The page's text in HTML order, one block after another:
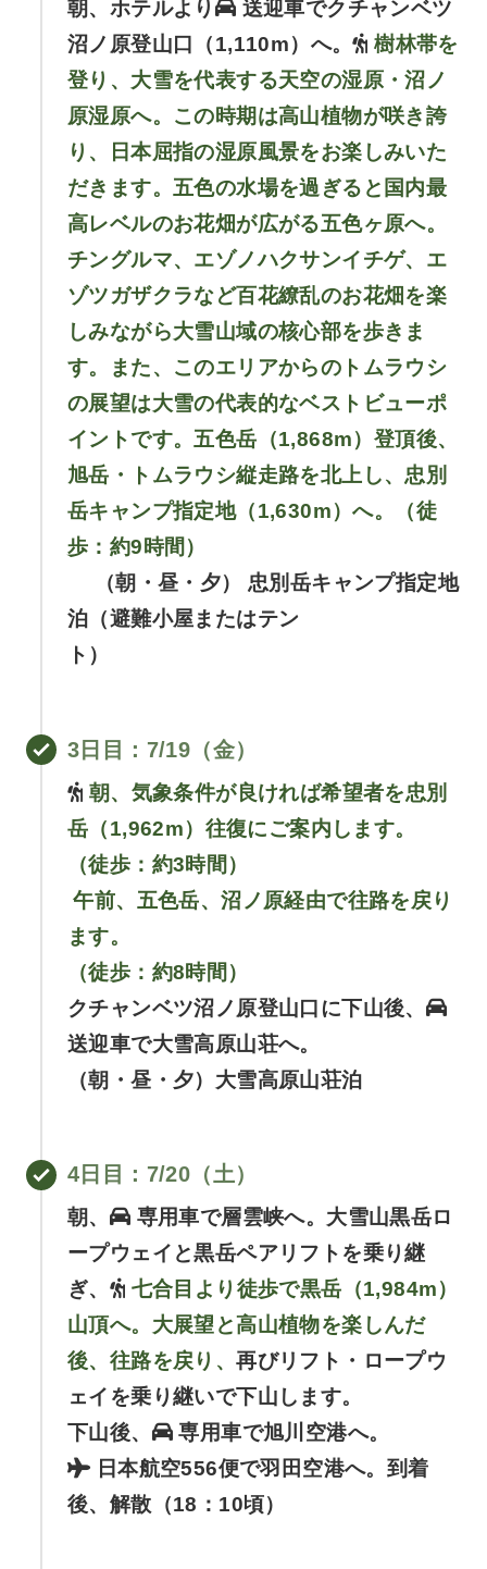
朝、ホテルより
送迎車でクチャンベツ
沼ノ原登山口（1,110m）へ。
樹林帯を
登り、大雪を代表する天空の湿原・沼ノ
原湿原へ。この時期は高山植物が咲き誇
り、日本屈指の湿原風景をお楽しみいた
だきます。五色の水場を過ぎると国内最
高レベルのお花畑が広がる五色ヶ原へ。
チングルマ、エゾノハクサンイチゲ、エ
ゾツガザクラなど百花繚乱のお花畑を楽
しみながら大雪山域の核心部を歩きま
す。また、このエリアからのトムラウシ
の展望は大雪の代表的なベストビューポ
イントです。五色岳（1,868m）登頂後、
旭岳・トムラウシ縦走路を北上し、忠別
岳キャンプ指定地（1,630m）へ。（徒
歩：約9時間）
（朝・昼・夕） 忠別岳キャンプ指定地
泊（避難小屋またはテン
ト）
3日目 ：7/19（金）
朝、気象条件が良ければ希望者を忠別
岳（1,962m）往復にご案内します。
（徒歩：約3時間）
午前、五色岳、沼ノ原経由で往路を戻り
ます。
（徒歩：約8時間）
クチャンベツ沼ノ原登山口に下山後、
送迎車で大雪高原山荘へ。
（朝・昼・夕）大雪高原山荘泊
4日目 ：7/20（土）
朝、
専用車で層雲峡へ。大雪山黒岳ロ
ープウェイと黒岳ペアリフトを乗り継
ぎ、
七合目より徒歩で黒岳（1,984m）
山頂へ。大展望と高山植物を楽しんだ
後、往路を戻り、再びリフト・ロープウ
ェイを乗り継いで下山します。
下山後、
専用車で旭川空港へ。
日本航空556便で羽田空港へ。到着
後、解散（18：10頃）